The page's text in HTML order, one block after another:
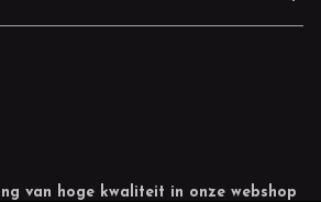
van hoge kwaliteit in onze webshop